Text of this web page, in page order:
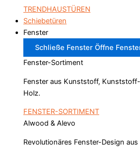
TRENDHAUSTÜREN
Schiebetüren
Fenster
Schließe Fenster Öffne
Fenster-Sortiment
Fenster aus Kunststoff,
Holz.
FENSTER-SORTIMENT
Alwood & Alevo
Revolutionäres Fenster-Design